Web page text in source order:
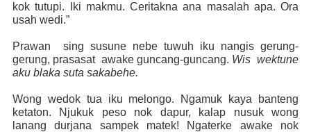
kok tutupi. Iki makmu. Ceritakna ana masalah apa. Ora
usah wedi.”
Prawan
sing susune nebe tuwuh iku nangis gerung-
gerung, prasasat awake guncang-guncang. Wis wektune
aku blaka suta sakabehe.
Wong wedok tua iku melongo. Ngamuk kaya banteng
ketaton. Njukuk peso nok dapur, kalap nusuk wong
lanang durjana sampek matek! Ngaterke awake nok